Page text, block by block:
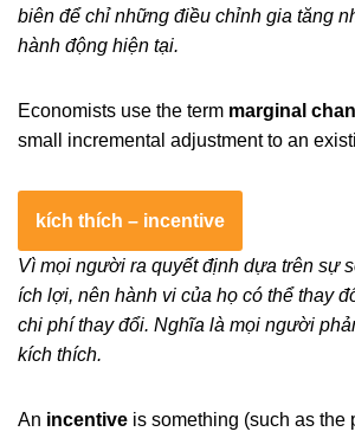
biên để chỉ những điều chỉnh gia tăng
hành động hiện tại.
Economists use the term marginal
small incremental adjustment to an
kích thích – incentive
Vì mọi người ra quyết định dựa trên sự
ích lợi, nên hành vi của họ có thể thay
chi phí thay đổi. Nghĩa là mọi người
kích thích.
An incentive is something (such as the